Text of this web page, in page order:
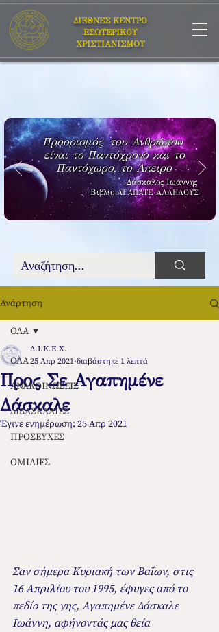
ΔΙΕΘΝΕΣ ΚΕΝΤΡΟ
ΕΣΩΤΕΡΙΚΟΥ
ΧΡΙΣΤΙΑΝΙΣΜΟΥ
Προορισμός του Ανθρώπου
είναι το Παντόχρονο και το
Παντόχωρο, το Άπειρο
Δάσκαλος Ιωάννης
ΒιβλίοΑΓΑΠΑΤΕ ΑΛΛΗΛΟΥΣ
Ανάρτηση
ΟΛΑ
ΑΝΑΚΟΙΝΩΣΕΙΣ
ΔΙΔΑΣΚΑΛΙΕΣ
ΠΡΟΣΕΥΧΕΣ
ΟΜΙΛΙΕΣ
ΟΛΑ
Προς Σε Αγαπημένε
Δάσκαλε
Δ.Ι.Κ.Ε.Χ.
25 Απρ 2021 διαβάστηκε 1 λεπτά
Έγινε ενημέρωση: 25 Απρ 2021
Σαν σήμερα Κυριακή των Βαΐων, στις
16 Απριλίου του 1995, έφυγες από το
πεδίο της γης, Αγαπημένε Δάσκαλε
Ιωάννη, αφήνοντάς μας θεία